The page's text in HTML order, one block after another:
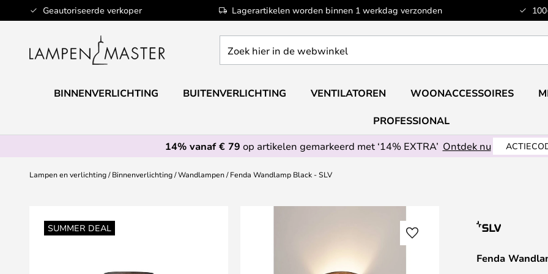
Geautoriseerde verkoper Lagerartikelen worden binnen 1 werkdag verzonden
Ga
naar
inhoud
hier
de
BINNENVERLICHTING BUITENVERLICHTING VENTILATOREN WOONACCESSOIRES
PROFESSIONAL
14% vanaf € 79 op artikelen gemarkeerd met ‘14% EXTRA’ Ontdek nu
Lampen en verlichting Binnenverlichting Wandlampen Fenda Wandlamp Black - SLV
SUMMER DEAL
naar
Fenda